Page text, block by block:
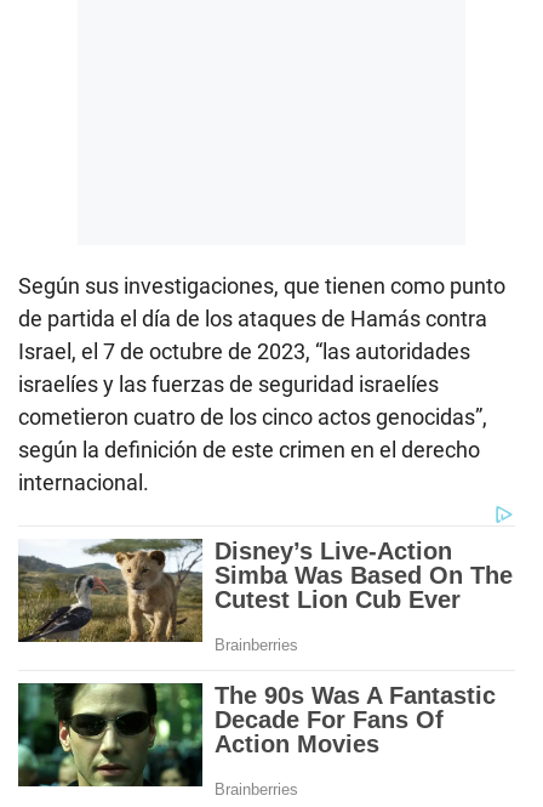
Según sus investigaciones, que tienen como punto
de partida el día de los ataques de Hamás contra
Israel, el 7 de octubre de 2023, “las autoridades
israelíes y las fuerzas de seguridad israelíes
cometieron cuatro de los cinco actos genocidas”,
según la definición de este crimen en el derecho
internacional.